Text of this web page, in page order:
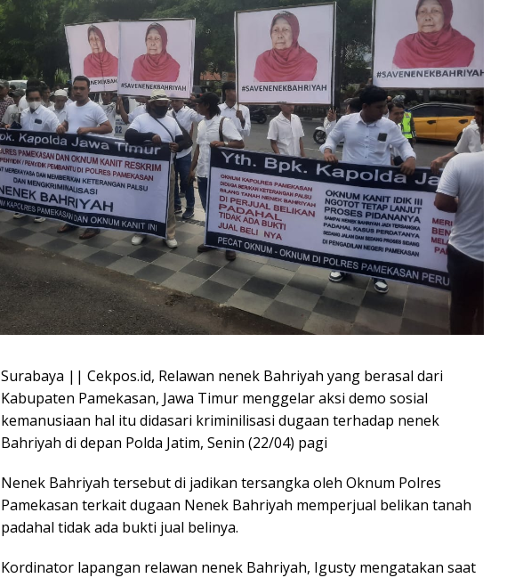
Surabaya || Cekpos.id, Relawan nenek Bahriyah yang berasal dari
Kabupaten Pamekasan, Jawa Timur menggelar aksi demo sosial
kemanusiaan hal itu didasari kriminilisasi dugaan terhadap nenek
Bahriyah di depan Polda Jatim, Senin (22/04) pagi
Nenek Bahriyah tersebut di jadikan tersangka oleh Oknum Polres
Pamekasan terkait dugaan Nenek Bahriyah memperjual belikan tanah
padahal tidak ada bukti jual belinya.
Kordinator lapangan relawan nenek Bahriyah, Igusty mengatakan saat